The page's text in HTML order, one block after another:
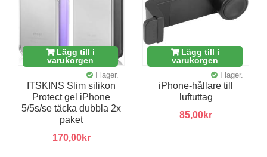
Lägg till i
varukorgen
I lager.
ITSKINS Slim silikon
Protect gel iPhone
5/5s/se täcka dubbla 2x
paket
170,00kr
Lägg till i
varukorgen
I lager.
iPhone-hållare till
luftuttag
85,00kr